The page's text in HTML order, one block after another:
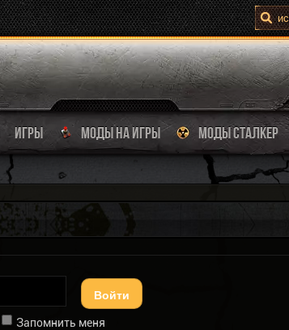
ИГРЫ МОДЫ НА ИГРЫ МОДЫ СТАЛКЕР
Войти
Запомнить меня